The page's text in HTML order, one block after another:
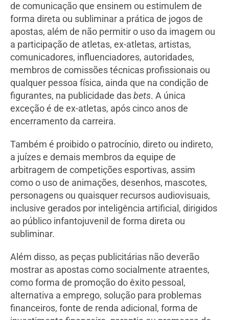
de comunicação que ensinem ou estimulem de
forma direta ou subliminar a prática de jogos de
apostas, além de não permitir o uso da imagem ou
a participação de atletas, ex-atletas, artistas,
comunicadores, influenciadores, autoridades,
membros de comissões técnicas profissionais ou
qualquer pessoa física, ainda que na condição de
figurantes, na publicidade dasbets. A única
exceção é de ex-atletas, após cinco anos de
encerramento da carreira.
Também é proibido o patrocínio, direto ou indireto,
a juízes e demais membros da equipe de
arbitragem de competições esportivas, assim
como o uso de animações, desenhos, mascotes,
personagens ou quaisquer recursos audiovisuais,
inclusive gerados por inteligência artificial, dirigidos
ao público infantojuvenil de forma direta ou
subliminar.
Além disso, as peças publicitárias não deverão
mostrar as apostas como socialmente atraentes,
como forma de promoção do êxito pessoal,
alternativa a emprego, solução para problemas
financeiros, fonte de renda adicional, forma de